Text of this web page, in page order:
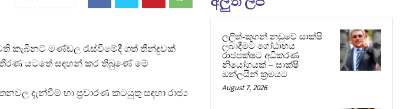
කැබිනට් මණ්ඩල රැස්වීමේදී ගත් තීන්දුවක්
යටතේ සඳහන් කර තිබුණේ මේ
දැන්වීම් හා ප්‍රචාරණ කටයුතු සඳහා රාජ්‍ය
ලලිත්-කූගන් නඩුවේ සාක්ෂි
ලබාදීමට ගෝඨාභය
රාජපක්ෂට අධිකරණ
නියෝගයක් – සාක්ෂි
ඔන්ලයින් ක්‍රමයට
August 7, 2026